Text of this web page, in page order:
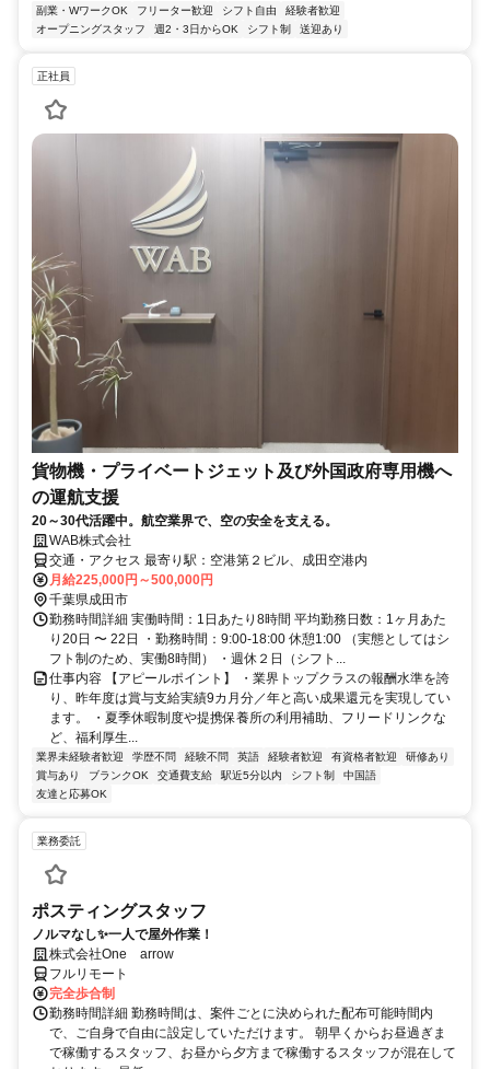
副業・WワークOK フリーター歓迎 シフト自由
経験者歓迎
オープニングスタッフ
週2・3日からOK シフト制 送迎あり
正社員
貨物機・プライベートジェット及び外国政府専用機へ
の運航支援
20～30代活躍中。航空業界で、空の安全を支える。
WAB株式会社
交通・アクセス 最寄り駅：空港第２ビル、成田空港内
月給225,000円～500,000円
千葉県成田市
勤務時間詳細 実働時間：1日あたり8時間 平均勤務日数：1ヶ月あた
り20日 〜 22日 ・勤務時間：9:00-18:00 休憩1:00 （実態としてはシ
フト制のため、実働8時間） ・週休２日（シフト...
仕事内容 【アピールポイント】 ・業界トップクラスの報酬水準を誇
り、昨年度は賞与支給実績9カ月分／年と高い成果還元を実現してい
ます。 ・夏季休暇制度や提携保養所の利用補助、フリードリンクな
ど、福利厚生...
業界未経験者歓迎 学歴不問 経験不問 英語 経験者歓迎 有資格者歓迎
研修あり
賞与あり
ブランクOK 交通費支給 駅近5分以内 シフト制
中国語
友達と応募OK
業務委託
ポスティングスタッフ
ノルマなし✨一人で屋外作業！
株式会社One arrow
フルリモート
完全歩合制
勤務時間詳細 勤務時間は、案件ごとに決められた配布可能時間内
で、ご自身で自由に設定していただけます。 朝早くからお昼過ぎま
で稼働するスタッフ、お昼から夕方まで稼働するスタッフが混在して